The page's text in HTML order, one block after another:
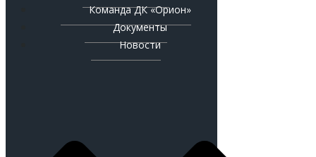
Команда ДК «Орион»
Документы
Новости